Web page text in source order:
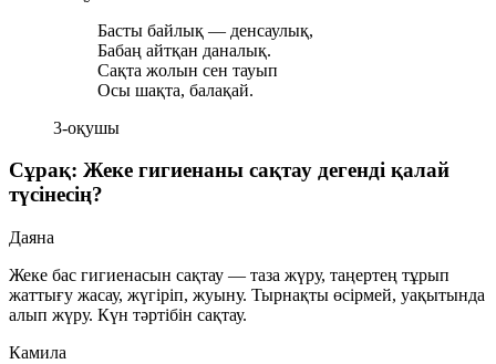
Басты байлық — денсаулық,
Бабаң айтқан даналық.
Сақта жолын сен тауып
Осы шақта, балақай.
3-оқушы
Сұрақ: Жеке гигиенаны сақтау дегенді қалай
түсінесің?
Даяна
Жеке бас гигиенасын сақтау — таза жүру, таңертең тұрып
жаттығу жасау, жүгіріп, жуыну. Тырнақты өсірмей, уақытында
алып жүру. Күн тәртібін сақтау.
Камила